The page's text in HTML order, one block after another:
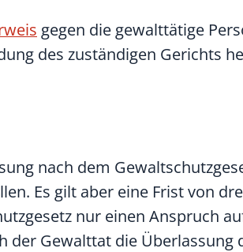
gegen die gewalttätige
des zuständigen Gerichts
nach dem
Es gilt aber eine Frist von
nur einen Anspruch
der Gewalttat die